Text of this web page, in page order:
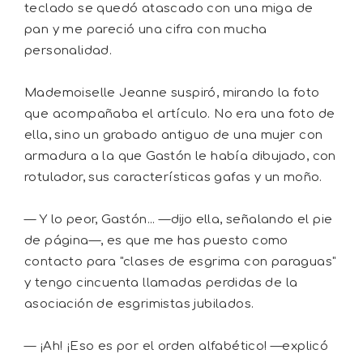
teclado se quedó atascado con una miga de
pan y me pareció una cifra con mucha
personalidad.
Mademoiselle Jeanne suspiró, mirando la foto
que acompañaba el artículo. No era una foto de
ella, sino un grabado antiguo de una mujer con
armadura a la que Gastón le había dibujado, con
rotulador, sus características gafas y un moño.
— Y lo peor, Gastón... —dijo ella, señalando el pie
de página—, es que me has puesto como
contacto para "clases de esgrima con paraguas"
y tengo cincuenta llamadas perdidas de la
asociación de esgrimistas jubilados.
— ¡Ah! ¡Eso es por el orden alfabético! —explicó